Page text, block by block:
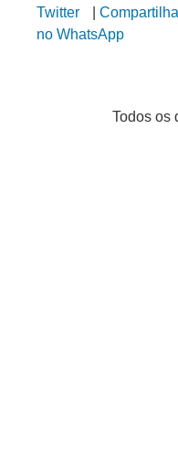
Twitter
no WhatsApp
Todos os